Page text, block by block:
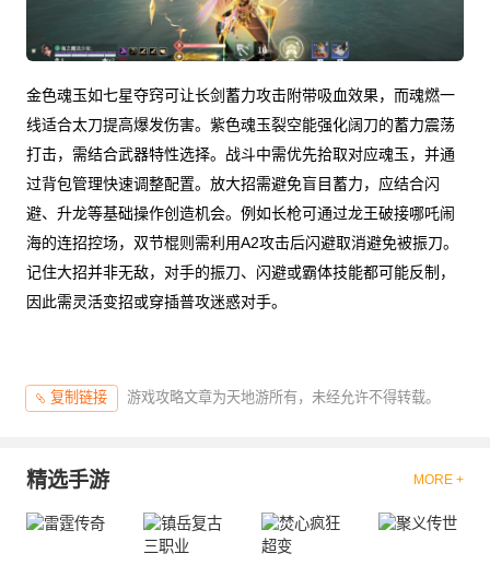
金色魂玉如七星夺窍可让长剑蓄力攻击附带吸血效果，而魂燃一
线适合太刀提高爆发伤害。紫色魂玉裂空能强化阔刀的蓄力震荡
打击，需结合武器特性选择。战斗中需优先拾取对应魂玉，并通
过背包管理快速调整配置。放大招需避免盲目蓄力，应结合闪
避、升龙等基础操作创造机会。例如长枪可通过龙王破接哪吒闹
海的连招控场，双节棍则需利用A2攻击后闪避取消避免被振刀。
记住大招并非无敌，对手的振刀、闪避或霸体技能都可能反制，
因此需灵活变招或穿插普攻迷惑对手。
复制链接 游戏攻略文章为天地游所有，未经允许不得转载。
精选手游 MORE +